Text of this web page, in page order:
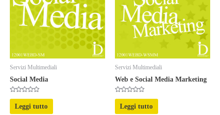
Servizi Multimediali
Social Media
Valutato
suLeggi tutto
Servizi Multimediali
Web e Social Media Marketing
Valutato
suLeggi tutto